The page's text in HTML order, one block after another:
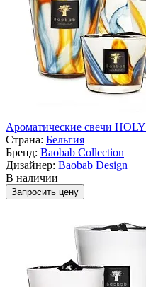
Ароматические свечи HOLY
Страна: Бельгия
Бренд: Baobab Collection
Дизайнер: Baobab Design
В наличии
Запросить цену